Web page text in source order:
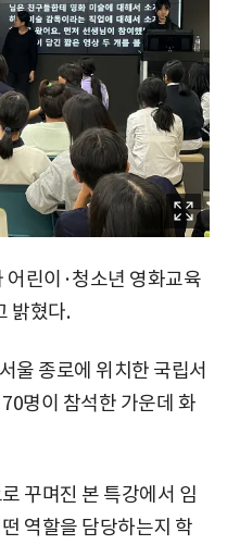
린이·청소년 영화교육
밝혔다.
울 종로에 위치한 국립서
명이 참석한 가운데 화
꾸며진 본 특강에서 임
역할을 담당하는지 학